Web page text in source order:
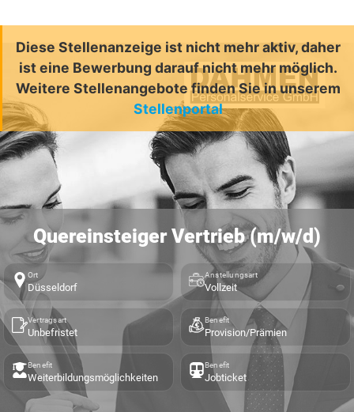
Diese Stellenanzeige ist nicht mehr aktiv, daher
ist eine Bewerbung darauf nicht mehr möglich.
Weitere Stellenangebote finden Sie in unserem
Stellenportal
Quereinsteiger Vertrieb (m/w/d)
Ort
Düsseldorf
Anstellungsart
Vollzeit
Vertragsart
Unbefristet
Benefit
Provision/Prämien
Benefit
Weiterbildungsmöglichkeiten
Benefit
Jobticket